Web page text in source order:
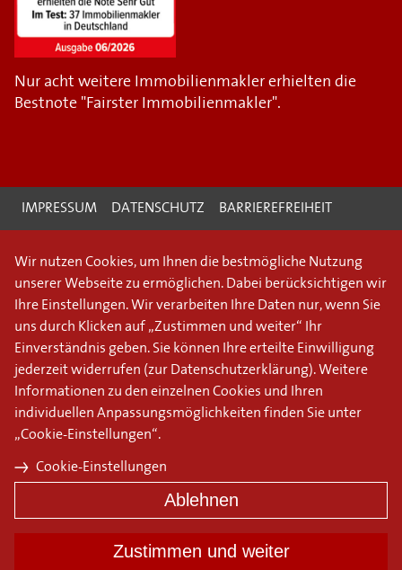
Nur acht weitere Immobilienmakler erhielten die
Bestnote "Fairster Immobilienmakler".
IMPRESSUM DATENSCHUTZ BARRIEREFREIHEIT
Wir nutzen Cookies, um Ihnen die bestmögliche Nutzung
unserer Webseite zu ermöglichen. Dabei berücksichtigen wir
Ihre Einstellungen. Wir verarbeiten Ihre Daten nur, wenn Sie
uns durch Klicken auf „Zustimmen und weiter“ Ihr
Einverständnis geben. Sie können Ihre erteilte Einwilligung
jederzeit widerrufen (zur Datenschutzerklärung). Weitere
Informationen zu den einzelnen Cookies und Ihren
individuellen Anpassungsmöglichkeiten finden Sie unter
„Cookie-Einstellungen“.
Cookie-Einstellungen
Ablehnen
Zustimmen und weiter